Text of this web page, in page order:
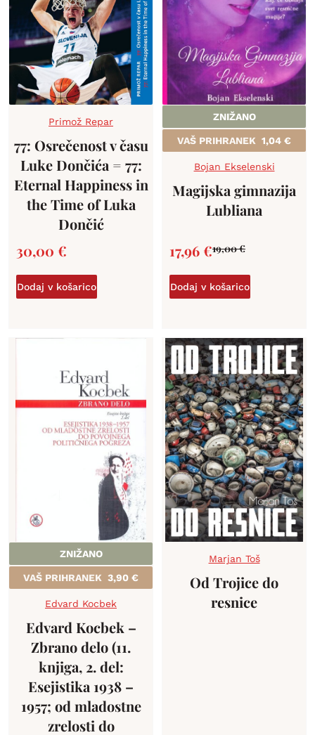
Primož Repar
77: Osrečenost v času
Luke Dončića = 77:
Eternal Happiness in
the Time of Luka
Dončić
30,00 €
Dodaj v košarico
ZNIŽANO
VAŠ PRIHRANEK 1,04 €
Bojan Ekselenski
Magijska gimnazija
Lubliana
19,00€
17,96€
Dodaj v košarico
ZNIŽANO
VAŠ PRIHRANEK 3,90 €
Edvard Kocbek
Edvard Kocbek –
Zbrano delo (11.
knjiga, 2. del:
Esejistika 1938 –
1957; od mladostne
zrelosti do
Marjan Toš
Od Trojice do
resnice